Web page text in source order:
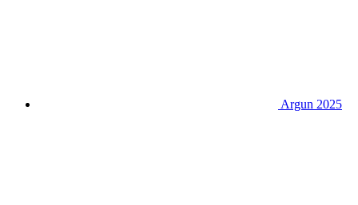
Argun 2025